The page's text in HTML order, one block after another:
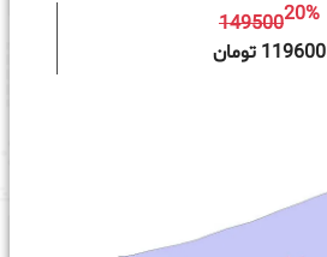
14950020%
119600 تومان